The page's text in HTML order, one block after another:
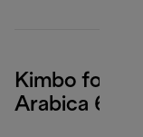
Kimbo for
Arabica 65 %